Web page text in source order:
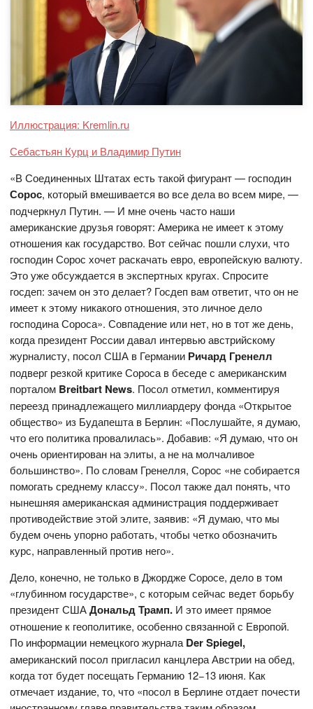
Иллюстрация: Kremlin.ru
Себастьян Курц и Владимир Путин
«В Соединенных Штатах есть такой фигурант — господин
Сорос, который вмешивается во все дела во всем мире, —
подчеркнул Путин. — И мне очень часто наши
американские друзья говорят: Америка не имеет к этому
отношения как государство. Вот сейчас пошли слухи, что
господин Сорос хочет раскачать евро, европейскую валюту.
Это уже обсуждается в экспертных кругах. Спросите
госдеп: зачем он это делает? Госдеп вам ответит, что он не
имеет к этому никакого отношения, это личное дело
господина Сороса». Совпадение или нет, но в тот же день,
когда президент России давал интервью австрийскому
журналисту, посол США в Германии Ричард Гренелл
подверг резкой критике Сороса в беседе с американским
порталом Breitbart News. Посол отметил, комментируя
переезд принадлежащего миллиардеру фонда «Открытое
общество» из Будапешта в Берлин: «Послушайте, я думаю,
что его политика провалилась». Добавив: «Я думаю, что он
очень ориентирован на элиты, а не на молчаливое
большинство». По словам Гренелля, Сорос «не собирается
помогать среднему классу». Посол также дал понять, что
нынешняя американская администрация поддерживает
противодействие этой элите, заявив: «Я думаю, что мы
будем очень упорно работать, чтобы четко обозначить
курс, направленный против него».
Дело, конечно, не только в Джордже Соросе, дело в том
«глубинном государстве», с которым сейчас ведет борьбу
президент СШАДональд Трамп. И это имеет прямое
отношение к геополитике, особенно связанной с Европой.
По информации немецкого журналаDerSpiegel,
американский посол пригласил канцлера Австрии на обед,
когда тот будет посещать Германию 12−13 июня. Как
отмечает издание, то, что «посол в Берлине отдает почести